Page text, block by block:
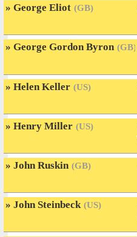
George Eliot (GB)
George Gordon Byron (GB)
Helen Keller (US)
Henry Miller (US)
John Ruskin (GB)
John Steinbeck (US)